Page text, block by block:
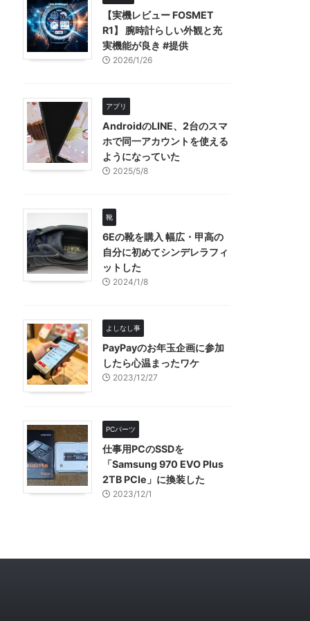
【実機レビュー FOSMET
R1】 腕時計らしい外観と充
実機能が良き #提供
2026/1/26
アプリ
AndroidのLINE、2台のスマ
ホで同一アカウントを使える
ようになっていた
2025/5/8
靴
6Eの靴を購入 幅広・甲高の
自分に初めてシンデレラフィ
ットした
2024/1/8
よしなし事
PayPayのお年玉企画に参加
したら心温まったワケ
2023/12/27
PCパーツ
仕事用PCのSSDを
「Samsung 970 EVO Plus
2TB PCIe」に換装した
2023/12/1